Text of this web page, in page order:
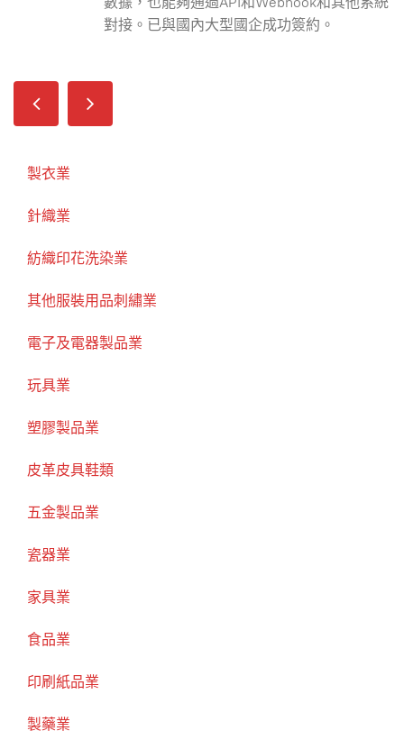
對接。已與國內大型國企成功簽約。
製衣業
針織業
紡織印花洗染業
其他服裝用品刺繡業
電子及電器製品業
玩具業
塑膠製品業
皮革皮具鞋類
五金製品業
瓷器業
家具業
食品業
印刷紙品業
製藥業